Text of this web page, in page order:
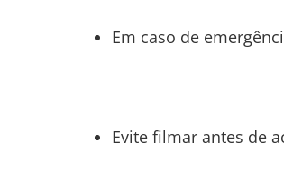
Em caso de
Evite filmar antes de